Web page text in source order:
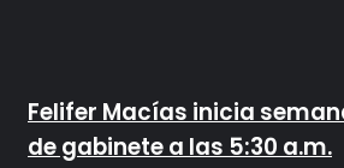
Felifer Macías inicia
de gabinete a las 5:30 a.m.